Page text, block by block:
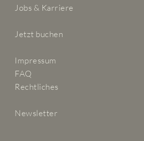
Jobs & Karriere
Jetzt buchen
Impressum
FAQ
Rechtliches
Newsletter